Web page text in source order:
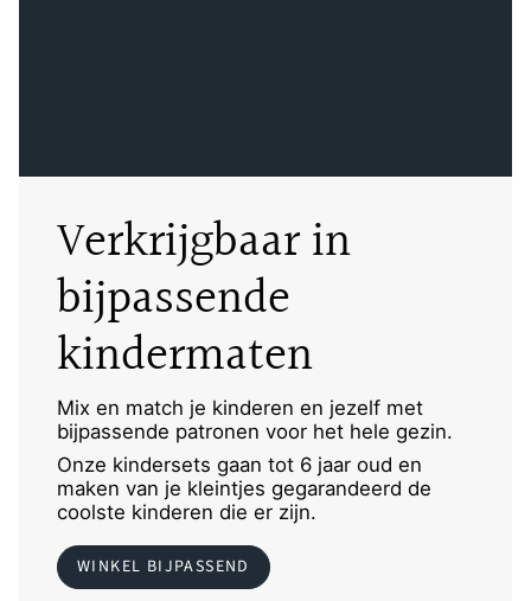
Verkrijgbaar in
bijpassende
kindermaten
Mix en match je kinderen en jezelf met
bijpassende patronen voor het hele gezin.
Onze kindersets gaan tot 6 jaar oud en
maken van je kleintjes gegarandeerd de
coolste kinderen die er zijn.
WINKEL BIJPASSEND